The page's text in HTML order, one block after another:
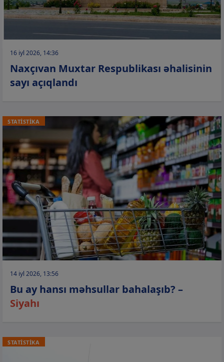
16 iyl 2026, 14:36
Naxçıvan Muxtar Respublikası əhalisinin
sayı açıqlandı
STATİSTİKA
14 iyl 2026, 13:56
Bu ay hansı məhsullar bahalaşıb? –
Siyahı
STATİSTİKA